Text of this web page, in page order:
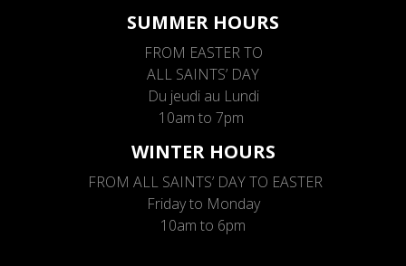
SUMMER HOURS
FROM EASTER TO
ALL SAINTS’ DAY
Du jeudi au Lundi
10am to 7pm
WINTER HOURS
FROM ALL SAINTS’ DAY TO EASTER
Friday to Monday
10am to 6pm